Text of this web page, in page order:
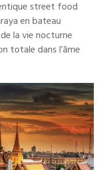
street food
en bateau
la vie nocturne
totale dans l’âme